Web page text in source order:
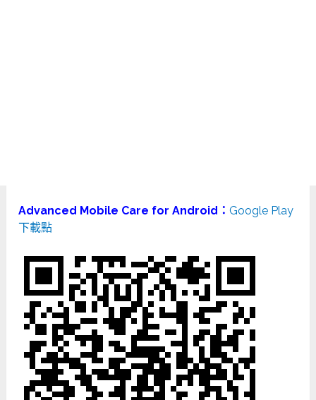
Advanced Mobile Care for Android：Google Play
下載點